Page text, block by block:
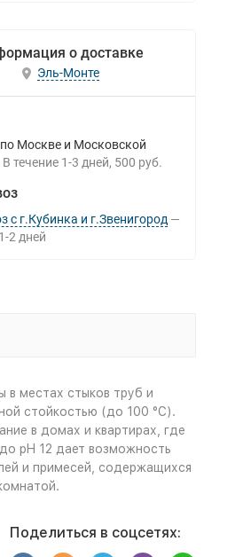
о доставке
Эль-Монте
Москве и Московской
В течение 1-3 дней 500 руб.
с г.Кубинка и г.Звенигород
1-2 дней
в местах стыков труб и
стойкостью (до 100 °C).
в домах и квартирах, где
pH 12 дает возможность
и примесей, содержащихся
Поделиться в соцсетях: